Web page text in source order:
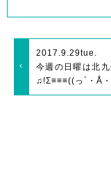
2017.9.29tue.
今週の日曜は北
♫!Σ≡≡≡((っ`・Å